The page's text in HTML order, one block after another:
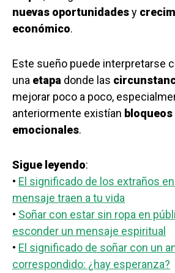
nuevas oportunidadesy
económico.
Este sueño puede interpretarse
una etapa donde las
mejorar poco a poco,
anteriormente existían
emocionales.
Sigue leyendo:
• El significado de los extraños
mensaje traen a tu vida
• Soñar con estar sin ropa en
esconder un mensaje espiritual
• El significado de soñar con un
correspondido: ¿hay esperanza?